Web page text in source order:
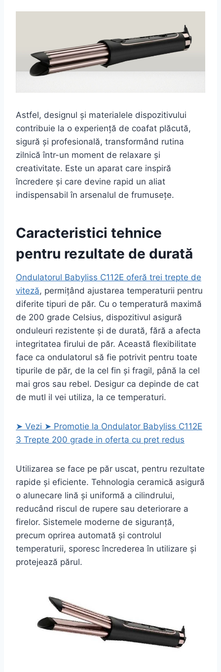
Astfel, designul și materialele dispozitivului
contribuie la o experiență de coafat plăcută,
sigură și profesională, transformând rutina
zilnică într-un moment de relaxare și
creativitate. Este un aparat care inspiră
încredere și care devine rapid un aliat
indispensabil în arsenalul de frumusețe.
Caracteristici tehnice
pentru rezultate de durată
Ondulatorul Babyliss C112E oferă trei trepte de
viteză, permițând ajustarea temperaturii pentru
diferite tipuri de păr. Cu o temperatură maximă
de 200 grade Celsius, dispozitivul asigură
onduleuri rezistente și de durată, fără a afecta
integritatea firului de păr. Această flexibilitate
face ca ondulatorul să fie potrivit pentru toate
tipurile de păr, de la cel fin și fragil, până la cel
mai gros sau rebel. Desigur ca depinde de cat
de mutl il vei utiliza, la ce temperaturi.
➤ Vezi ➤ Promotie la Ondulator Babyliss C112E
3 Trepte 200 grade in oferta cu pret redus
Utilizarea se face pe păr uscat, pentru rezultate
rapide și eficiente. Tehnologia ceramică asigură
o alunecare lină și uniformă a cilindrului,
reducând riscul de rupere sau deteriorare a
firelor. Sistemele moderne de siguranță,
precum oprirea automată și controlul
temperaturii, sporesc încrederea în utilizare și
protejează părul.